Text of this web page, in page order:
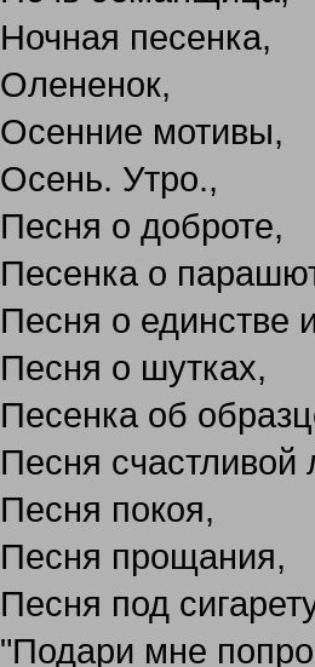
Ночная песенка,
Олененок,
Осенние мотивы,
Осень. Утро.,
Песня о доброте,
Песенка о
Песня о единстве
Песня о шутках,
Песенка об
Песня счастливой
Песня покоя,
Песня прощания,
Песня под
"Подари мне